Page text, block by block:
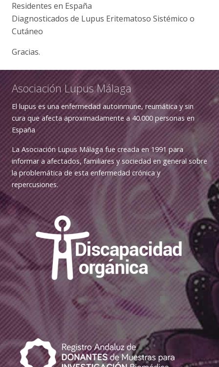
Residentes en España
Diagnosticados de Lupus Eritematoso Sistémico o
Cutáneo
Gracias.
Asociación Lupus Málaga
El lupus es una enfermedad autoinmune, reumática y sin
cura que afecta aproximadamente a 40.000 personas en
España
La Asociación Lupus Málaga fue creada en 1991 para
informar a afectados, familiares y sociedad en general sobre
la problemática de esta enfermedad crónica y
repercusiones.